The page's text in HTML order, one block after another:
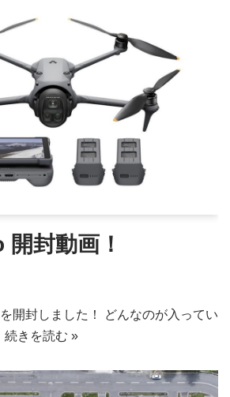
封動画！
開封しました！ どんなのが入ってい
続きを読む »